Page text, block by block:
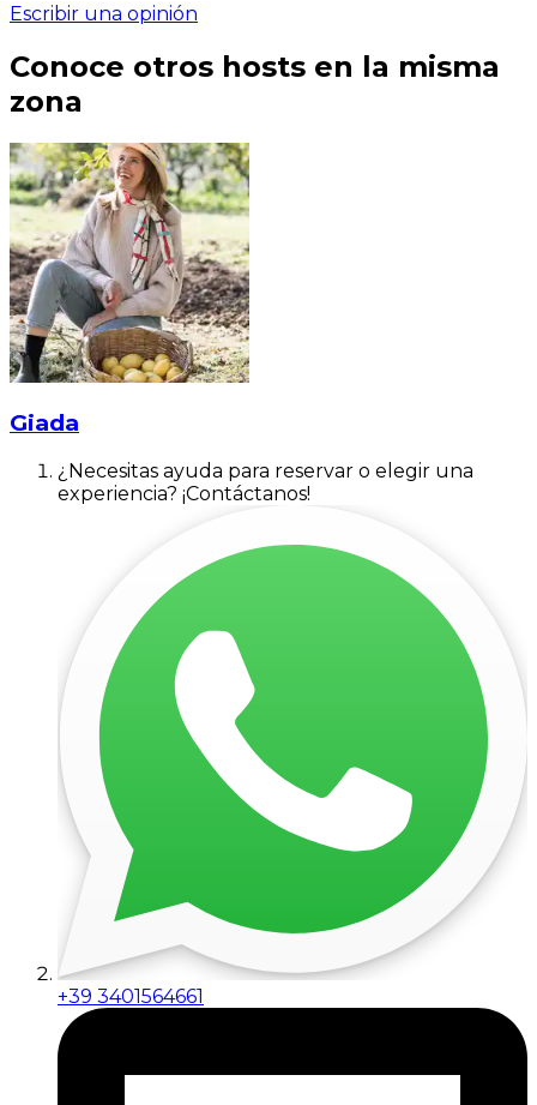
Escribir una opinión
Conoce otros hosts en la misma
zona
Giada
¿Necesitas ayuda para reservar o elegir una
experiencia? ¡Contáctanos!
+39 3401564661